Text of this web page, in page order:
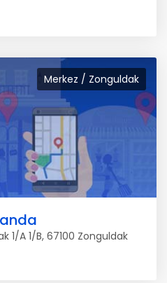
Merkez / Zonguldak
1/A 1/B, 67100 Zonguldak